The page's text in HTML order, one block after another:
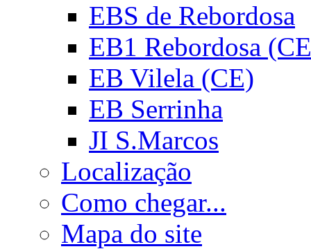
EBS de Rebordosa
EB1 Rebordosa
EB Vilela (CE)
EB Serrinha
JI S.Marcos
Localização
Como chegar...
Mapa do site